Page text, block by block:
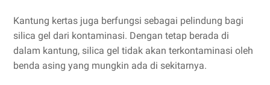
Kantung kertas juga berfungsi sebagai pelindung bagi
silica gel dari kontaminasi. Dengan tetap berada di
dalam kantung, silica gel tidak akan terkontaminasi oleh
benda asing yang mungkin ada di sekitarnya.